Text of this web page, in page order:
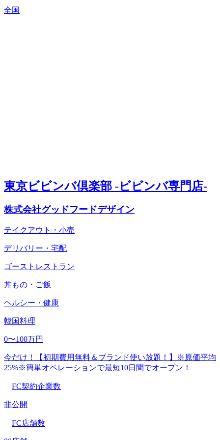
全国
東京ビビンバ倶楽部 -ビビンバ専門店-
株式会社グッドフードデザイン
テイクアウト・小売
デリバリー・宅配
ゴーストレストラン
丼もの・ご飯
ヘルシー・健康
韓国料理
0〜100万円
今だけ！【初期費用無料＆ブランド使い放題！】※原価平均
25%※簡単オペレーションで最短10日間でオープン！
FC契約企業数
非公開
FC店舗数